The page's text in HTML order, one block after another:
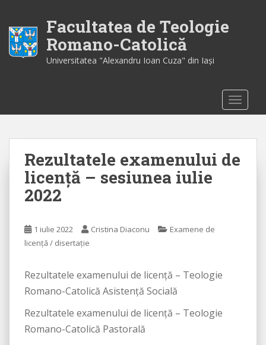
i
Facultatea de Teologie
Romano-Catolică
Universitatea "Alexandru Ioan Cuza" din Iaşi
Rezultatele examenului de
licență – sesiunea iulie
2022
1 iulie 2022 Cristina Diaconu
Examene de
licență / disertație
Rezultatele examenului de licență – Teologie
Romano-Catolică Asistență Socială
Rezultatele examenului de licență – Teologie
Romano-Catolică Pastorală